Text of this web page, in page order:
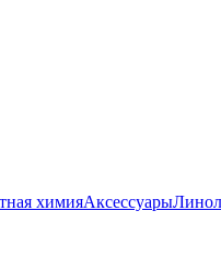
химияАксессуары